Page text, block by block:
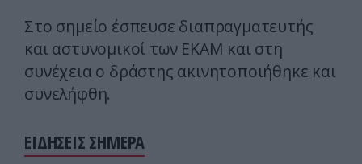
Στο σημείο έσπευσε διαπραγματευτής
και αστυνομικοί των ΕΚΑΜ και στη
συνέχεια ο δράστης ακινητοποιήθηκε και
συνελήφθη.
ΕΙΔΗΣΕΙΣ ΣΗΜΕΡΑ